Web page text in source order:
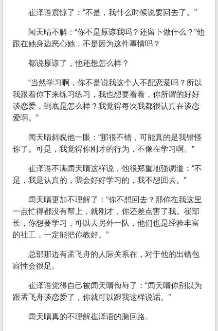
崔泽语震惊了：“不是，我什么时候说要回去了。”
闻天晴不解：“你不是原谅我吗？还留下做什么？”他
跟在她身边恶心她，不是因为这件事情吗？
都说原谅了，他还想怎么样？
“当然学习啊，你不是说我这个人不配恋爱吗？所以
我跟着你下来练习练习，我也想要看看，你所谓的好好
谈恋爱，到底是怎么样？我觉得每次我都很认真在谈恋
爱啊。”
闻天晴斜睨他一眼：“那很不错，可能真的是我错怪
你了。可是，我觉得你刚才的行为，不像在学习啊。”
崔泽语不满闻天晴这样说，他很郑重地强调道：“不
是，我是认真的，我会好好学习的，我不想回去。”
闻天晴更加不理解了：“你不想回去？那你在我这里
一点忙得都没有帮上，就刚才，你还差点害了我。崔部
长，你想要学习，可以去另外一队，他们也是经验丰富
的社工，一定能把你教好。”
总部那边有孟飞舟的人际关系在，对于他的出错包
容性会很足。
崔泽语觉得自己被闻天晴侮辱了：“闻天晴你别以为
跟孟飞舟谈恋爱了，你就可以跟我这样说话。”
闻天晴真的不理解崔泽语的脑回路。